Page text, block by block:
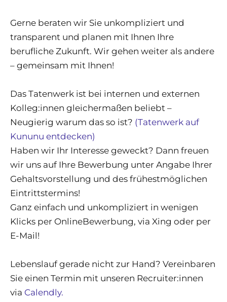
Gerne beraten wir Sie unkompliziert und
transparent und planen mit Ihnen Ihre
berufliche Zukunft. Wir gehen weiter als andere
– gemeinsam mit Ihnen!
Das Tatenwerk ist bei internen und externen
Kolleg:innen gleichermaßen beliebt –
Neugierig warum das so ist? (Tatenwerk auf
Kununu entdecken)
Haben wir Ihr Interesse geweckt? Dann freuen
wir uns auf Ihre Bewerbung unter Angabe Ihrer
Gehaltsvorstellung und des frühestmöglichen
Eintrittstermins!
Ganz einfach und unkompliziert in wenigen
Klicks per OnlineBewerbung, via Xing oder per
E-Mail!
Lebenslauf gerade nicht zur Hand? Vereinbaren
Sie einen Termin mit unseren Recruiter:innen
via Calendly.